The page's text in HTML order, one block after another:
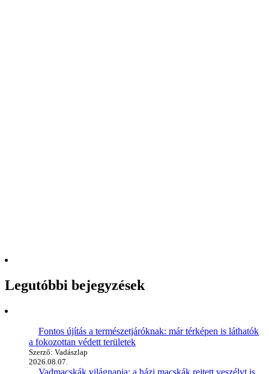
Legutóbbi bejegyzések
Fontos újítás a természetjáróknak: már térképen is láthatók
a fokozottan védett területek
Szerző: Vadászlap
2026.08.07.